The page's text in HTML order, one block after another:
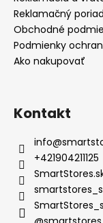
Reklamačný
Obchodné
Podmienky
Ako nakupovať
Kontakt
info@
+421904211125